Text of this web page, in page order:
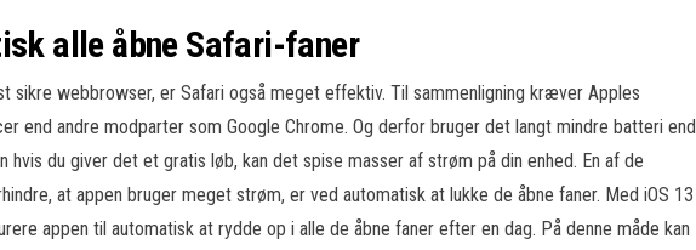
alle åbne Safari-faner
sikre webbrowser, er Safari også meget effektiv. Til sammenligning kræver Apples
end andre modparter som Google Chrome. Og derfor bruger det langt mindre batteri end
du giver det et gratis løb, kan det spise masser af strøm på din enhed. En af de
at appen bruger meget strøm, er ved automatisk at lukke de åbne faner. Med iOS 13
appen til automatisk at rydde op i alle de åbne faner efter en dag. På denne måde kan